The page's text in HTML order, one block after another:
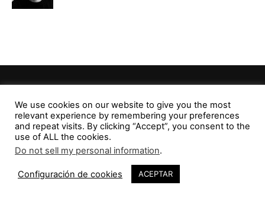
Editorial
Contacto
RevistaVAD
We use cookies on our website to give you the most
relevant experience by remembering your preferences
and repeat visits. By clicking “Accept”, you consent to the
use of ALL the cookies.
Do not sell my personal information.
Configuración de cookies ACEPTAR